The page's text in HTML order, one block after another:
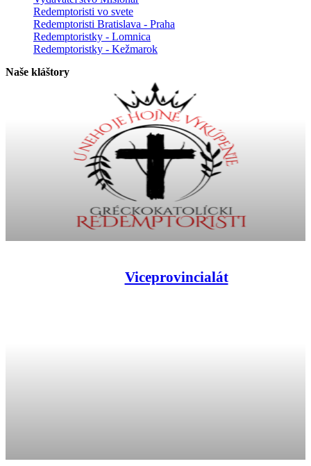
Redemptoristi vo svete
Redemptoristi Bratislava - Praha
Redemptoristky - Lomnica
Redemptoristky - Kežmarok
Naše kláštory
Viceprovincialát